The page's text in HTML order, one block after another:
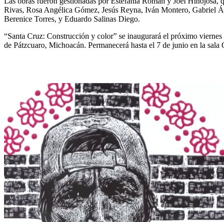
Rivas, Rosa Angélica Gómez, Jesús Reyna, Iván Montero, Gabriel
Berenice Torres, y Eduardo Salinas Diego.
“Santa Cruz: Construcción y color” se inaugurará el próximo
de Pátzcuaro, Michoacán. Permanecerá hasta el 7 de junio en la sala